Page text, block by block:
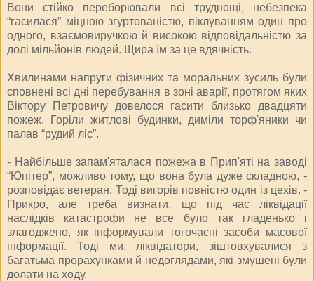
Вони стійко переборювали всі труднощі, небезпека
“гасилася” міцною згуртованістю, піклуванням один про
одного, взаємовиручкою й високою відповідальністю за
долі мільйонів людей. Щира їм за це вдячність.
Хвилинами напруги фізичних та моральних зусиль були
сповнені всі дні перебування в зоні аварії, протягом яких
Віктору Петровичу довелося гасити близько двадцяти
пожеж. Горіли житлові будинки, диміли торф'яники чи
палав “рудий ліс”.
- Найбільше запам'яталася пожежа в Прип'яті на заводі
“Юпітер”, можливо тому, що вона була дуже складною, -
розповідає ветеран. Тоді вигорів повністю один із цехів. -
Прикро, але треба визнати, що під час ліквідації
наслідків катастрофи не все було так гладенько і
злагоджено, як інформували тогочасні засоби масової
інформації. Тоді ми, ліквідатори, зіштовхувалися з
багатьма прорахунками й недоглядами, які змушені були
долати на ходу.